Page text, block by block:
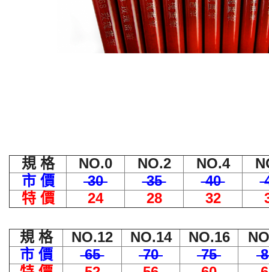
規 格 NO.0 NO.2 NO.4
市 價
30 35 40
特 價
24 28 32
規 格 NO.12 NO.14 NO.16
市 價
65 70 75